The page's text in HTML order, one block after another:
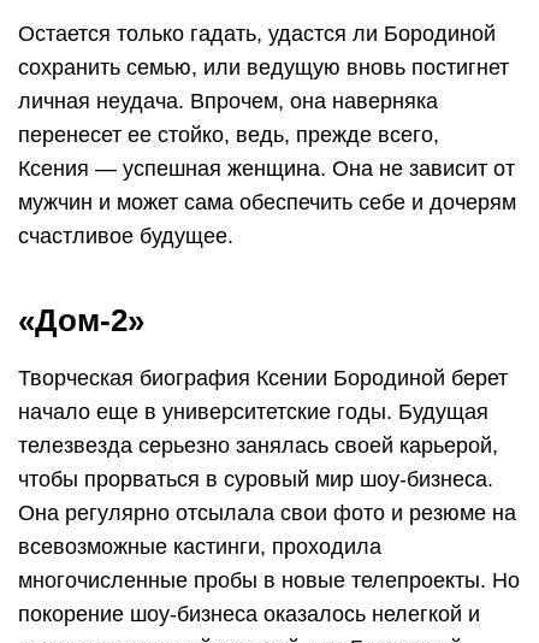
Остается только гадать, удастся ли Бородиной
сохранить семью, или ведущую вновь постигнет
личная неудача. Впрочем, она наверняка
перенесет ее стойко, ведь, прежде всего,
Ксения — успешная женщина. Она не зависит от
мужчин и может сама обеспечить себе и дочерям
счастливое будущее.
«Дом-2»
Творческая биография Ксении Бородиной берет
начало еще в университетские годы. Будущая
телезвезда серьезно занялась своей карьерой,
чтобы прорваться в суровый мир шоу-бизнеса.
Она регулярно отсылала свои фото и резюме на
всевозможные кастинги, проходила
многочисленные пробы в новые телепроекты. Но
покорение шоу-бизнеса оказалось нелегкой и